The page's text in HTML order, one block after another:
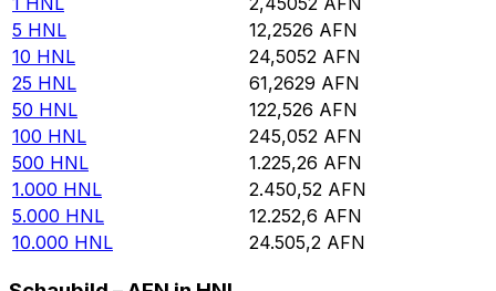
5 HNL 12,2526 AFN
10 HNL 24,5052 AFN
25 HNL 61,2629 AFN
50 HNL 122,526 AFN
100 HNL 245,052 AFN
500 HNL 1.225,26 AFN
1.000 HNL 2.450,52 AFN
5.000 HNL 12.252,6 AFN
10.000 HNL 24.505,2 AFN